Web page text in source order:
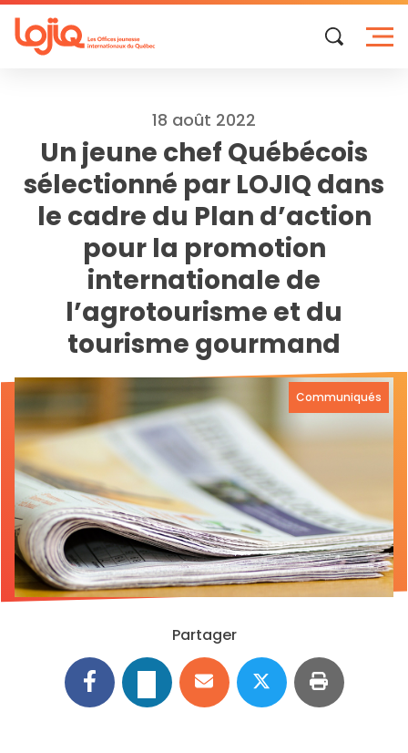
Skip
to
content
18 août 2022
Un jeune chef Québécois
sélectionné par LOJIQ dans
le cadre du Plan d’action
pour la promotion
internationale de
l’agrotourisme et du
tourisme gourmand
Communiqués
Partager